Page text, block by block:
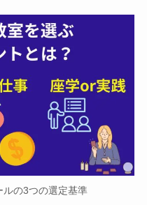
の3つの選定基準